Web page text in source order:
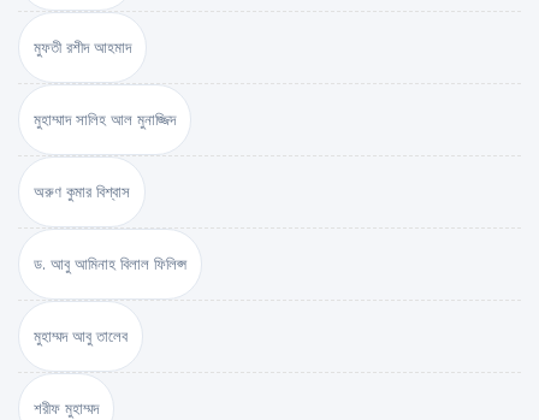
মুফতী রশীদ আহমাদ
মুহাম্মাদ সালিহ আল মুনাজ্জিদ
অরুণ কুমার বিশ্বাস
ড. আবু আমিনাহ বিলাল ফিলিপ্স
মুহাম্মদ আবু তালেব
শরীফ মুহাম্মদ